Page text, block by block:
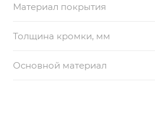
Материал покрытия
Толщина кромки, мм
Основной материал